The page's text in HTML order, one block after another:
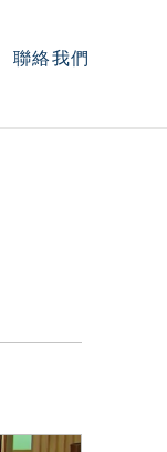
聯絡我們